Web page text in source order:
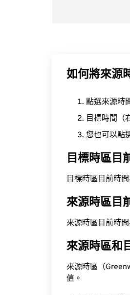
如何將來源
點選來源時
目標時間（
您也可以點
目標時區目
目標時區目前時
來源時區目
來源時區目前時
來源時區和
來源時區（
值。